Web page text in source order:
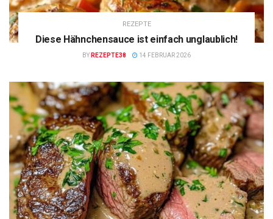
REZEPTE
Diese Hähnchensauce ist einfach unglaublich!
BY REZEPTE38 14 FEBRUAR 2026